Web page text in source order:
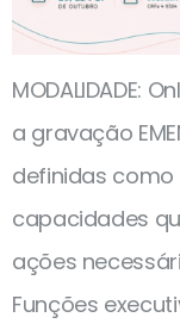
MODALIDADE:
a gravação
definidas
capacidades
ações
Funções